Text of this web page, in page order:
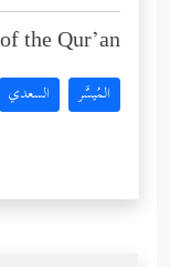
the Qur’an:
المُيسَّر السعدي